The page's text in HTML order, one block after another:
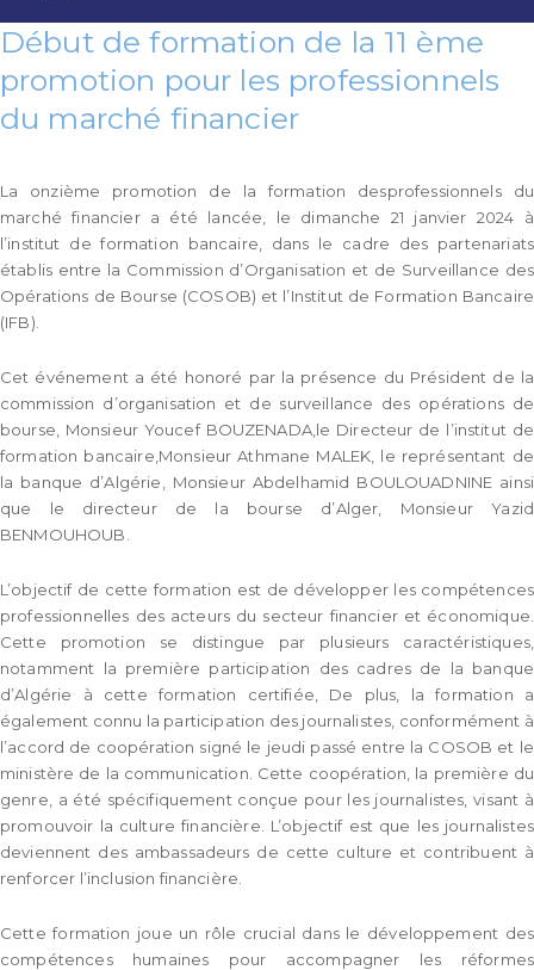
Début de formation de la 11 ème
promotion pour les professionnels
du marché financier
La onzième promotion de la formation desprofessionnels du
marché financier a été lancée, le dimanche 21 janvier 2024 à
l’institut de formation bancaire, dans le cadre des partenariats
établis entre la Commission d’Organisation et de Surveillance des
Opérations de Bourse (COSOB) et l’Institut de Formation Bancaire
(IFB).
Cet événement a été honoré par la présence du Président de la
commission d’organisation et de surveillance des opérations de
bourse, Monsieur Youcef BOUZENADA,le Directeur de l’institut de
formation bancaire,Monsieur Athmane MALEK, le représentant de
la banque d’Algérie, Monsieur Abdelhamid BOULOUADNINE ainsi
que le directeur de la bourse d’Alger, Monsieur Yazid
BENMOUHOUB.
L’objectif de cette formation est de développer les compétences
professionnelles des acteurs du secteur financier et économique.
Cette promotion se distingue par plusieurs caractéristiques,
notamment la première participation des cadres de la banque
d’Algérie à cette formation certifiée, De plus, la formation a
également connu la participation des journalistes, conformément à
l’accord de coopération signé le jeudi passé entre la COSOB et le
ministère de la communication. Cette coopération, la première du
genre, a été spécifiquement conçue pour les journalistes, visant à
promouvoir la culture financière. L’objectif est que les journalistes
deviennent des ambassadeurs de cette culture et contribuent à
renforcer l’inclusion financière.
Cette formation joue un rôle crucial dans le développement des
compétences humaines pour accompagner les réformes